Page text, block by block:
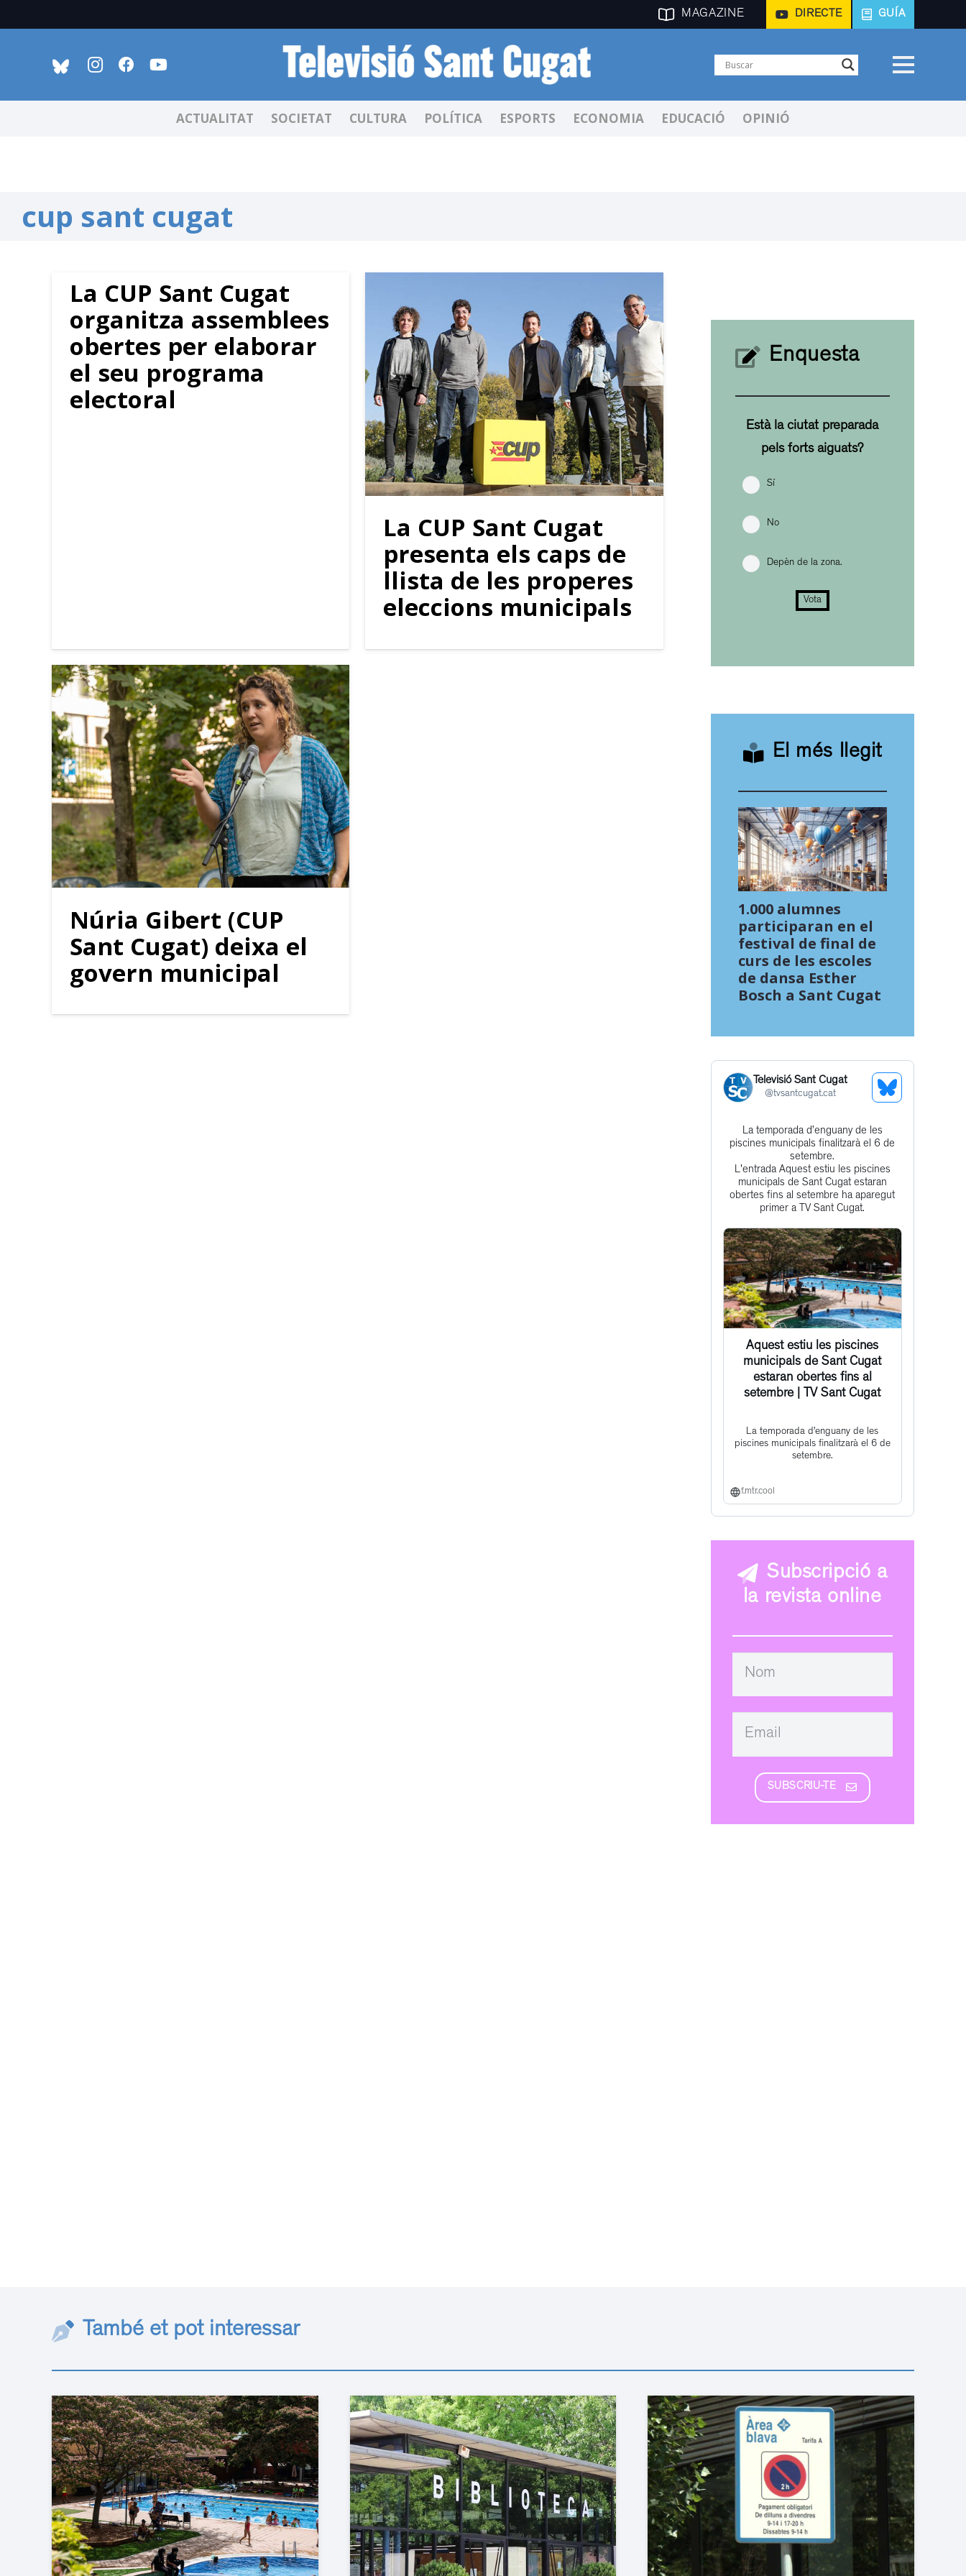
MAGAZINE DIRECTE GUÍA
ACTUALITAT SOCIETAT CULTURA POLÍTICA ESPORTS ECONOMIA EDUCACIÓ OPINIÓ
cup sant cugat
La CUP Sant Cugat
organitza assemblees
obertes per elaborar
el seu programa
electoral
La CUP Sant Cugat
presenta els caps de
llista de les properes
eleccions municipals
Núria Gibert (CUP
Sant Cugat) deixa el
govern municipal
Enquesta
Està la ciutat preparada
pels forts aiguats?
Sí
No
Depèn de la zona.
Vota
El més llegit
1.000 alumnes
participaran en el
festival de final de
curs de les escoles
de dansa Esther
Bosch a Sant Cugat
Televisió Sant Cugat
@tvsantcugat.cat
See
Get
to
this
post
La temporada d’enguany de les
piscines municipals finalitzarà el 6 de
setembre.
L'entrada Aquest estiu les piscines
municipals de Sant Cugat estaran
obertes fins al setembre ha aparegut
primer a TV Sant Cugat.
Aquest estiu les piscines
municipals de Sant Cugat
estaran obertes fins al
setembre | TV Sant Cugat
La temporada d’enguany de les
piscines municipals finalitzarà el 6 de
setembre.
f.mtr.cool
Subscripció a
la revista online
SUBSCRIU-TE
També et pot interessar